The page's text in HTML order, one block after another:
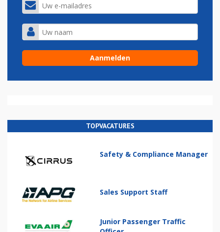
TOPVACATURES
Safety & Compliance Manager
Sales Support Staff
Junior Passenger Traffic